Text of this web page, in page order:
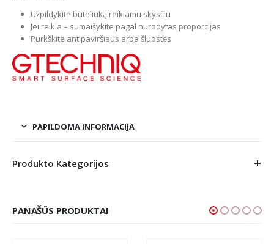
Užpildykite buteliuką reikiamu skysčiu
Jei reikia – sumaišykite pagal nurodytas proporcijas
Purkškite ant paviršiaus arba šluostės
PAPILDOMA INFORMACIJA
Produkto Kategorijos
PANAŠŪS PRODUKTAI